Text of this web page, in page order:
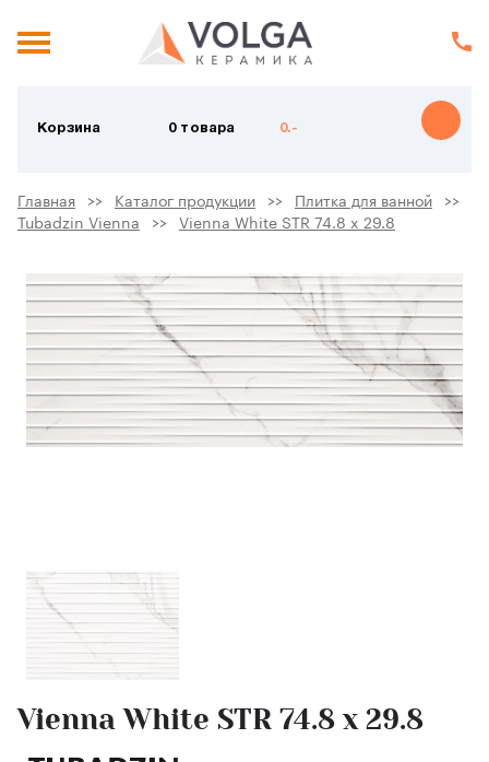
Корзина 0 товара 0.-
Главная Каталог продукции
Плитка для ванной
Tubadzin Vienna
Vienna White STR 74.8 x 29.8
Vienna White STR 74.8 x 29.8